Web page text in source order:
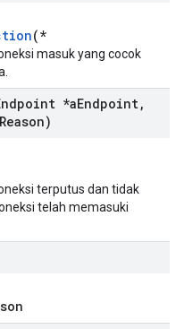
(*
masuk yang cocok
*aEndpoint,
Reason)
terputus dan tidak
telah memasuki